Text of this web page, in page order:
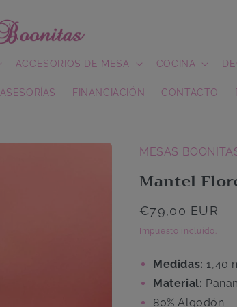
ACCESORIOS DE MESA COCINA
ASESORÍAS FINANCIACIÓN CONTACTO
MESAS
Mantel
Precio
habitual
€79,00 EUR
Impuesto incluido.
Medidas: 1,40
Material:
80% Algodón